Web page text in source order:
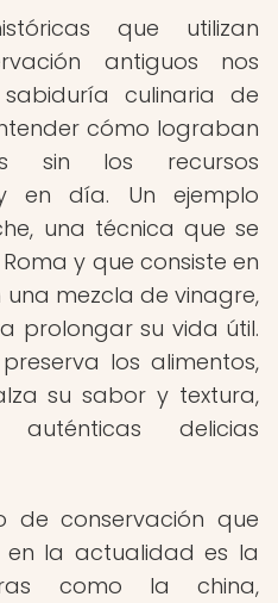
que utilizan
antiguos nos
culinaria de
cómo lograban
sin los recursos
en día. Un ejemplo
una técnica que se
y que consiste en
mezcla de vinagre,
prolongar su vida útil.
los alimentos,
su sabor y textura,
auténticas delicias
de conservación que
en la actualidad es la
como la china,